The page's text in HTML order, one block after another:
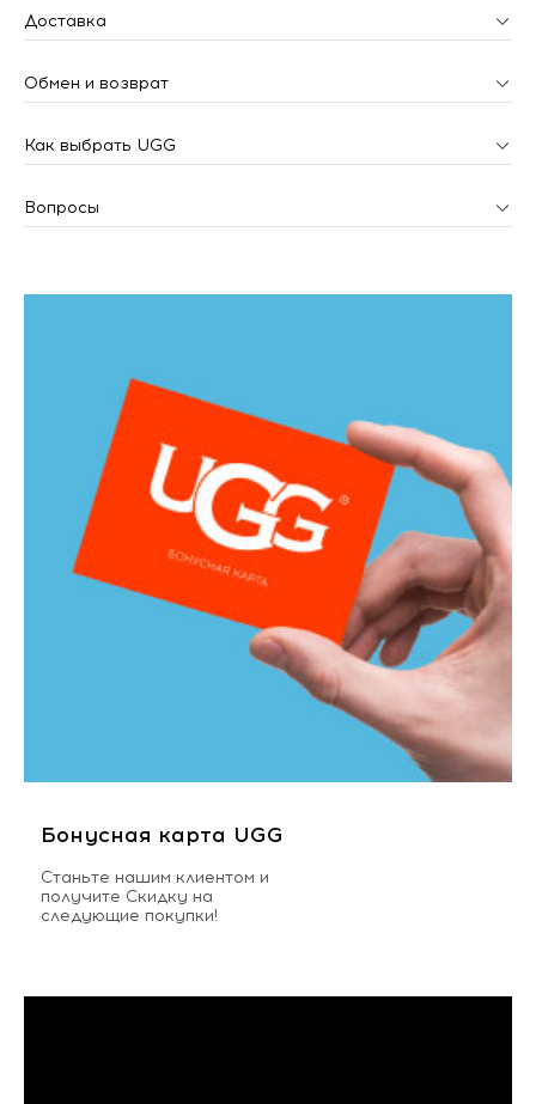
Доставка
Обмен и возврат
Как выбрать UGG
Вопросы
Бонусная карта UGG
Станьте нашим клиентом и
получите Скидку на
следующие покупки!